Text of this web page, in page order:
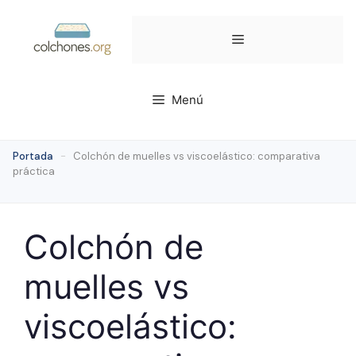
contenido
Menú
Menú
Portada -
Colchón de muelles vs viscoelástico: comparativa
práctica
Colchón de
muelles vs
viscoelástico: